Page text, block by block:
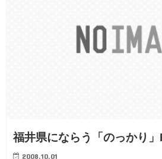
福井県にならう「のっかり
2008.10.01